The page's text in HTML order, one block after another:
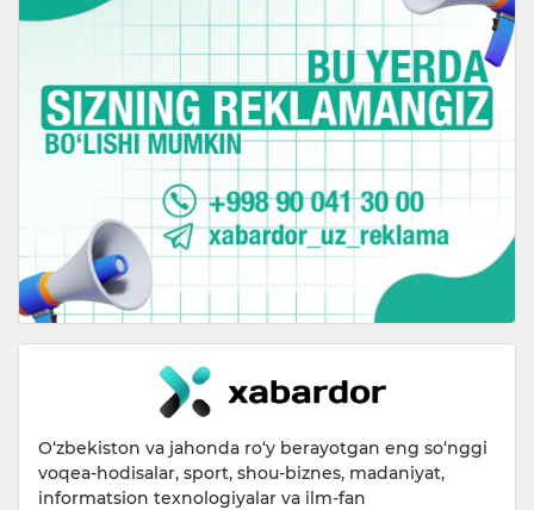
O‘zbekiston va jahonda ro‘y berayotgan eng so‘nggi
voqea-hodisalar, sport, shou-biznes, madaniyat,
informatsion texnologiyalar va ilm-fan